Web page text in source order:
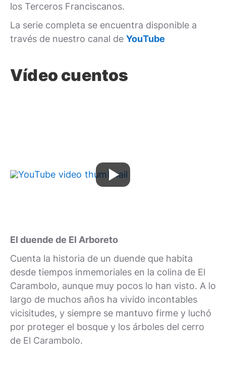
los Terceros Franciscanos.
La serie completa se encuentra disponible a
través de nuestro canal de YouTube
Vídeo cuentos
El duende de El Arboreto
Cuenta la historia de un duende que habita
desde tiempos inmemoriales en la colina de El
Carambolo, aunque muy pocos lo han visto. A lo
largo de muchos años ha vivido incontables
vicisitudes, y siempre se mantuvo firme y luchó
por proteger el bosque y los árboles del cerro
de El Carambolo.